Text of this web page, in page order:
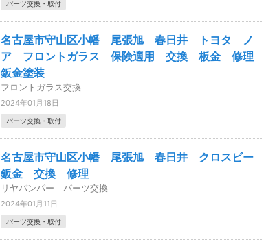
パーツ交換・取付
名古屋市守山区小幡 尾張旭 春日井 トヨタ ノ
ア フロントガラス 保険適用 交換 板金 修理
鈑金塗装
フロントガラス交換
2024年01月18日
パーツ交換・取付
名古屋市守山区小幡 尾張旭 春日井 クロスビー
鈑金 交換 修理
リヤバンパー パーツ交換
2024年01月11日
パーツ交換・取付